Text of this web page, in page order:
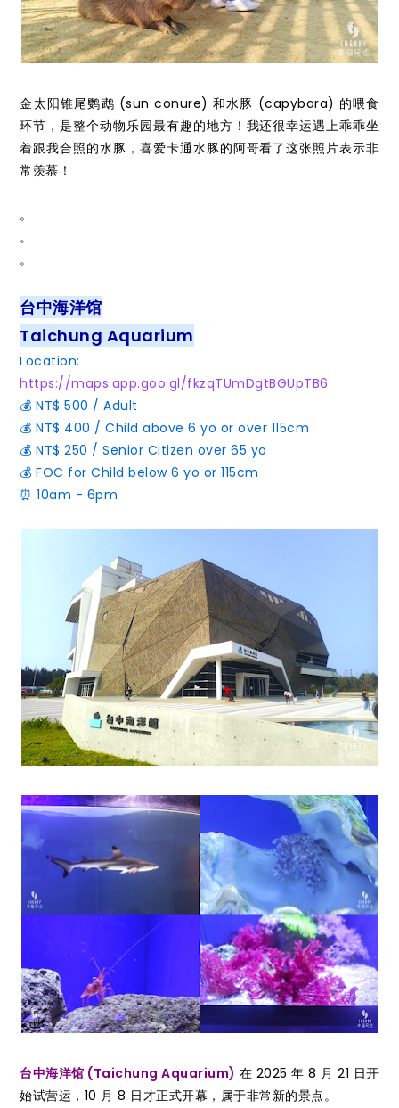
金太阳锥尾鹦鹉 (sun conure) 和水豚 (capybara) 的喂食
环节，是整个动物乐园最有趣的地方！我还很幸运遇上乖乖坐
着跟我合照的水豚，喜爱卡通水豚的阿哥看了这张照片表示非
常羡慕！
。
。
。
台中海洋馆
Taichung Aquarium
Location:
https://maps.app.goo.gl/fkzqTUmDgtBGUpTB6
💰 NT$ 500 / Adult
💰 NT$ 400 / Child above 6 yo or over 115cm
💰 NT$ 250 / Senior Citizen over 65 yo
💰 FOC for Child below 6 yo or 115cm
⏰ 10am - 6pm
台中海洋馆 (Taichung Aquarium) 在 2025 年 8 月 21 日开
始试营运，10 月 8 日才正式开幕，属于非常新的景点。